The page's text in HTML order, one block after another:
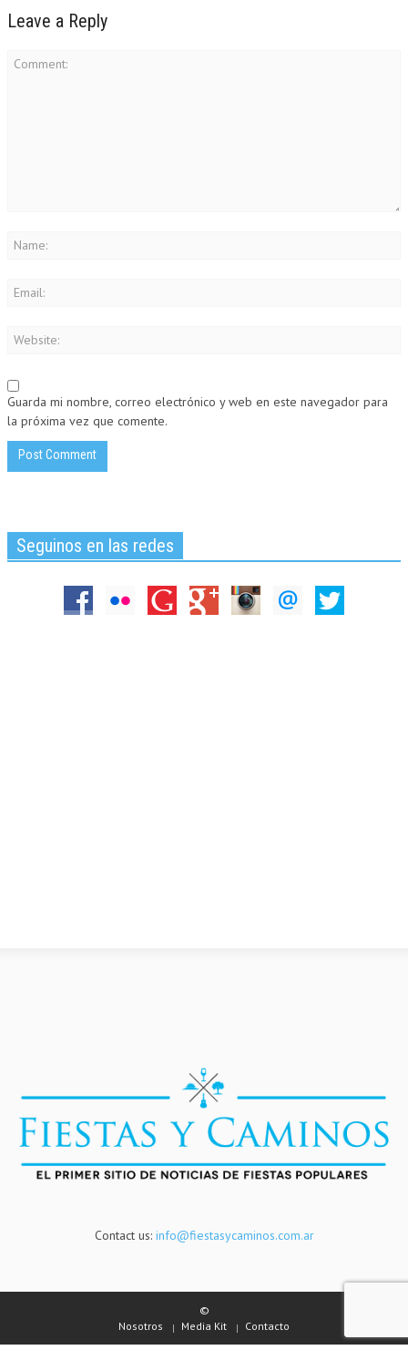
Leave a Reply
Guarda mi nombre, correo electrónico y web en este navegador para
la próxima vez que comente.
Seguinos en las redes
Contact us: info@fiestasycaminos.com.ar
©
Nosotros
Media Kit Contacto